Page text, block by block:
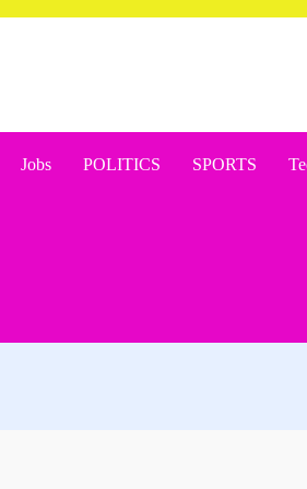
Jobs POLITICS SPORTS